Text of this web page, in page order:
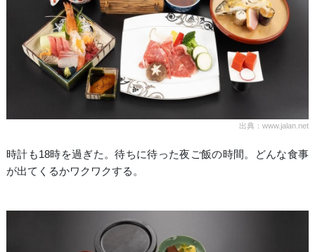
出典：www.jalan.net
時計も18時を過ぎた。待ちに待った夜ご飯の時間。どんな食事
が出てくるかワクワクする。